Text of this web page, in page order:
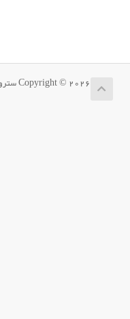
Copyright © 2026 ستروکیت. All Rights Reserved.